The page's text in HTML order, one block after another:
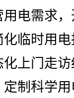
电需求
临时用
上门走
制科学